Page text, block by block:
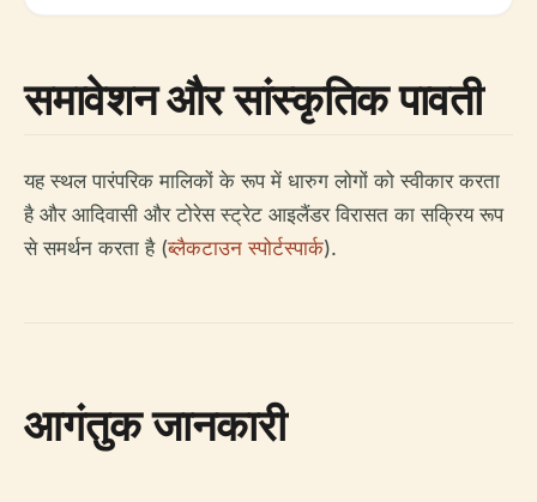
समावेशन और सांस्कृतिक पावती
यह स्थल पारंपरिक मालिकों के रूप में धारुग लोगों को स्वीकार करता
है और आदिवासी और टोरेस स्ट्रेट आइलैंडर विरासत का सक्रिय रूप
से समर्थन करता है (ब्लैकटाउन स्पोर्टस्पार्क).
आगंतुक जानकारी